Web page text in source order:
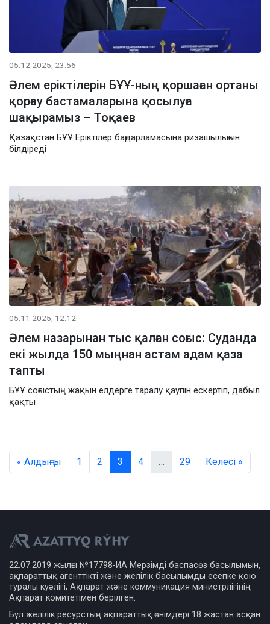
05.12.2025, 23:56
Әлем еріктілерін БҰҰ-ның қоршаған ортаны
қорғау бастамаларына қосылуға
шақырамыз – Тоқаев
Қазақстан БҰҰ Еріктілер бағдарламасына ризашылығын
білдіреді
05.11.2025, 12:12
Әлем назарынан тыс қалған соғыс: Суданда
екі жылда 150 мыңнан астам адам қаза
тапты
БҰҰ соғыстың жақын елдерге таралу қаупін ескертіп, дабыл
қақты
« Алдыңғы 1 2 3 4 29 Келесі »
22.07.2019 жылғы №17798-ИА Мерзімді баспасөз басылымын,
ақпараттық агенттікті және желілік басылымды есепке қою
туралы куәлігі, Ақпарат және коммуникация министрлігінің
Ақпарат комитетімен берілген.
Бұл желілік ресурстың ақпараттық өнімдері 18 жастан асқан